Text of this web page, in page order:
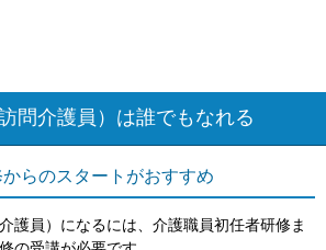
問介護員）は誰でもなれる
らのスタートがおすすめ
護員）になるには、介護職員初任者研修ま